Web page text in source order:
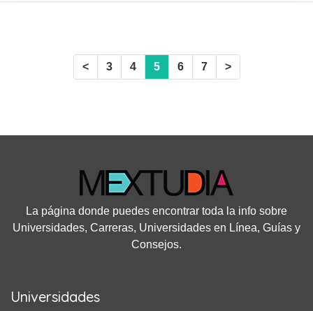
< 3 4 5 6 7 >
La página donde puedes encontrar toda la info sobre
Universidades, Carreras, Universidades en Línea, Guías y
Consejos.
Universidades